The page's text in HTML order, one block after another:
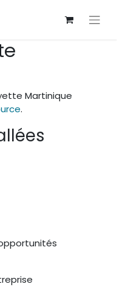
Martinique
.